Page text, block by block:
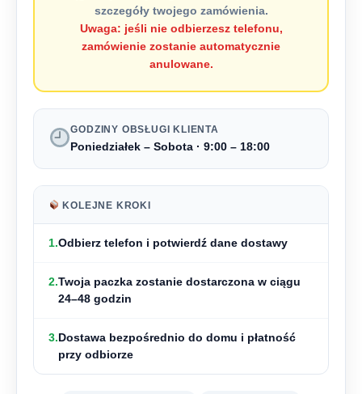
szczegóły twojego zamówienia.
Uwaga: jeśli nie odbierzesz telefonu,
zamówienie zostanie automatycznie
anulowane.
GODZINY OBSŁUGI KLIENTA
Poniedziałek – Sobota · 9:00 – 18:00
KOLEJNE KROKI
1.Odbierz telefon i potwierdź dane dostawy
2.Twoja paczka zostanie dostarczona w ciągu
24–48 godzin
3.Dostawa bezpośrednio do domu i płatność
przy odbiorze